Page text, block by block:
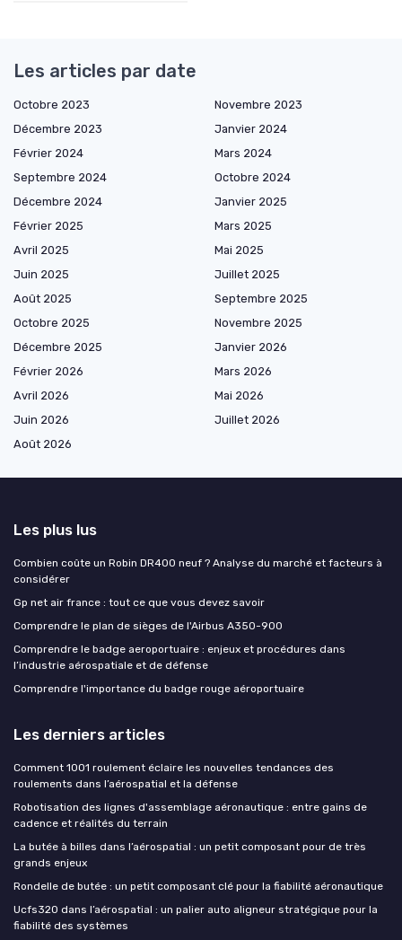
Les articles par date
Octobre 2023
Novembre 2023
Décembre 2023
Janvier 2024
Février 2024
Mars 2024
Septembre 2024
Octobre 2024
Décembre 2024
Janvier 2025
Février 2025
Mars 2025
Avril 2025
Mai 2025
Juin 2025
Juillet 2025
Août 2025
Septembre 2025
Octobre 2025
Novembre 2025
Décembre 2025
Janvier 2026
Février 2026
Mars 2026
Avril 2026
Mai 2026
Juin 2026
Juillet 2026
Août 2026
Les plus lus
Combien coûte un Robin DR400 neuf ? Analyse du marché et facteurs à
considérer
Gp net air france : tout ce que vous devez savoir
Comprendre le plan de sièges de l'Airbus A350-900
Comprendre le badge aeroportuaire : enjeux et procédures dans
l’industrie aérospatiale et de défense
Comprendre l'importance du badge rouge aéroportuaire
Les derniers articles
Comment 1001 roulement éclaire les nouvelles tendances des
roulements dans l’aérospatial et la défense
Robotisation des lignes d'assemblage aéronautique : entre gains de
cadence et réalités du terrain
La butée à billes dans l’aérospatial : un petit composant pour de très
grands enjeux
Rondelle de butée : un petit composant clé pour la fiabilité aéronautique
Ucfs320 dans l’aérospatial : un palier auto aligneur stratégique pour la
fiabilité des systèmes